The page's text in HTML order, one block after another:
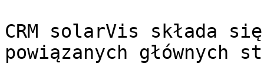
CRM solarVis składa
powiązanych głównych